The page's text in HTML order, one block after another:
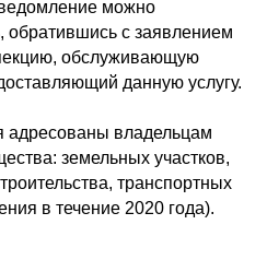
можно
обратившись с заявлением
обслуживающую
данную услугу.
адресованы владельцам
земельных участков,
транспортных
в течение 2020 года).